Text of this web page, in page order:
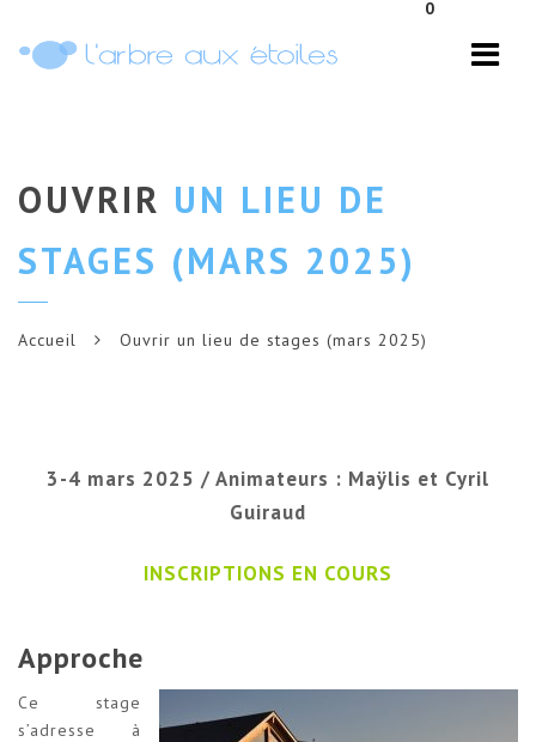
0
OUVRIR UN LIEU DE
STAGES (MARS 2025)
Accueil Ouvrir un lieu de stages (mars 2025)
3-4 mars 2025 / Animateurs : Maÿlis et Cyril
Guiraud
INSCRIPTIONS EN COURS
Approche
Ce stage
s’adresse à